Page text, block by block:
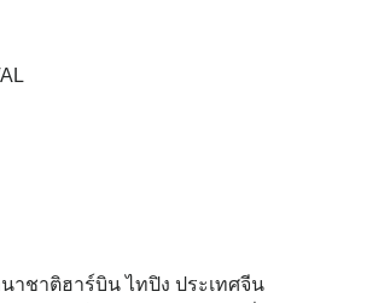
ชาติฮาร์บิน ไทปิง ประเทศจีน